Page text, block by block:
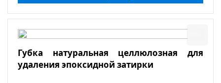
Губка натуральная целлюлозная для
удаления эпоксидной затирки